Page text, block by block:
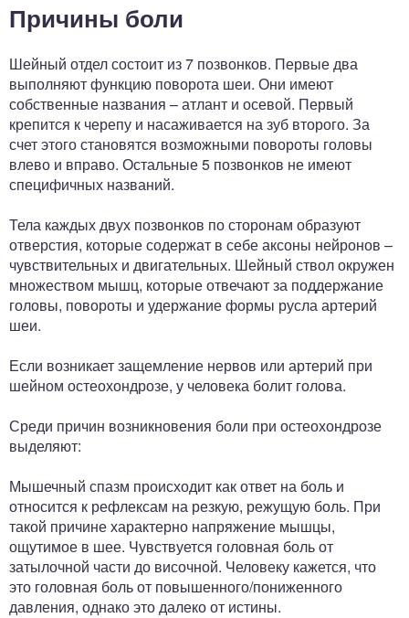
Причины боли
Шейный отдел состоит из 7 позвонков. Первые два
выполняют функцию поворота шеи. Они имеют
собственные названия – атлант и осевой. Первый
крепится к черепу и насаживается на зуб второго. За
счет этого становятся возможными повороты головы
влево и вправо. Остальные 5 позвонков не имеют
специфичных названий.
Тела каждых двух позвонков по сторонам образуют
отверстия, которые содержат в себе аксоны нейронов –
чувствительных и двигательных. Шейный ствол окружен
множеством мышц, которые отвечают за поддержание
головы, повороты и удержание формы русла артерий
шеи.
Если возникает защемление нервов или артерий при
шейном остеохондрозе, у человека болит голова.
Среди причин возникновения боли при остеохондрозе
выделяют:
Мышечный спазм происходит как ответ на боль и
относится к рефлексам на резкую, режущую боль. При
такой причине характерно напряжение мышцы,
ощутимое в шее. Чувствуется головная боль от
затылочной части до височной. Человеку кажется, что
это головная боль от повышенного/пониженного
давления, однако это далеко от истины.